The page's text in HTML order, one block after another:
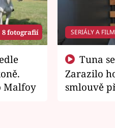
8 fotografií
Malfoy
SERIÁLY A
Zarazilo
smlouvě